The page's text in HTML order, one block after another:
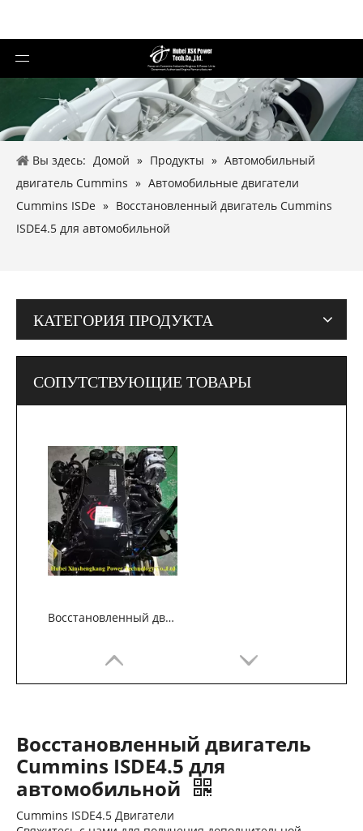
Вы здесь: Домой » Продукты » Автомобильный
двигатель Cummins » Автомобильные двигатели
Cummins ISDe » Восстановленный двигатель Cummins
ISDE4.5 для автомобильной
КАТЕГОРИЯ ПРОДУКТА
СОПУТСТВУЮЩИЕ ТОВАРЫ
Восстановленный двигатель Cummins ISD4.5 для автомобильной
Восстановленный двигатель
Cummins ISDE4.5 для
автомобильной
Cummins ISDE4.5 Двигатели